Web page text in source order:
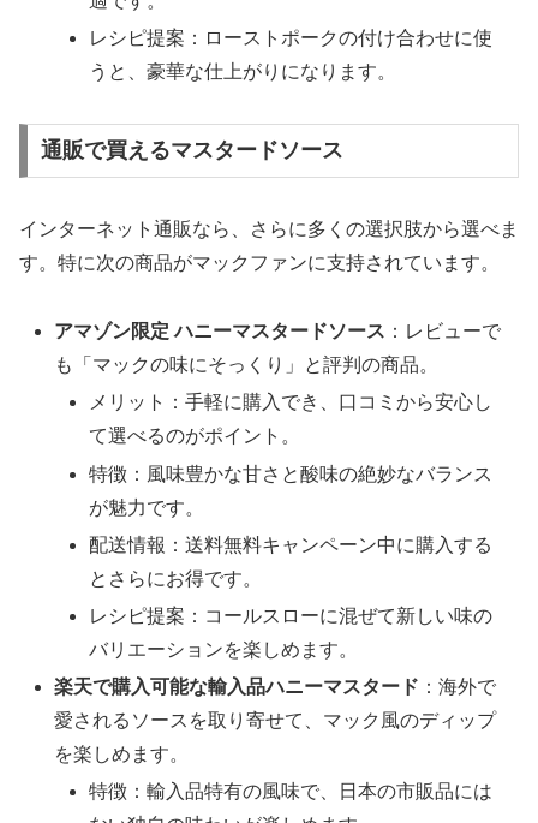
レシピ提案：ローストポークの付け合わせに使
うと、豪華な仕上がりになります。
通販で買えるマスタードソース
インターネット通販なら、さらに多くの選択肢から選べま
す。特に次の商品がマックファンに支持されています。
アマゾン限定 ハニーマスタードソース ：レビューで
も「マックの味にそっくり」と評判の商品。
メリット：手軽に購入でき、口コミから安心し
て選べるのがポイント。
特徴：風味豊かな甘さと酸味の絶妙なバランス
が魅力です。
配送情報：送料無料キャンペーン中に購入する
とさらにお得です。
レシピ提案：コールスローに混ぜて新しい味の
バリエーションを楽しめます。
楽天で購入可能な輸入品ハニーマスタード ：海外で
愛されるソースを取り寄せて、マック風のディップ
を楽しめます。
特徴：輸入品特有の風味で、日本の市販品には